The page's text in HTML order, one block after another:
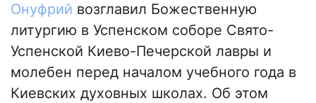
Онуфрий возглавил Божественную
литургию в Успенском соборе Свято-
Успенской Киево-Печерской лавры и
молебен перед началом учебного года в
Киевских духовных школах. Об этом